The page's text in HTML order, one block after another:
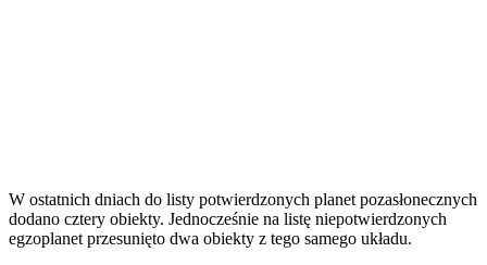
W ostatnich dniach do listy potwierdzonych planet pozasłonecznych
dodano cztery obiekty. Jednocześnie na listę niepotwierdzonych
egzoplanet przesunięto dwa obiekty z tego samego układu.